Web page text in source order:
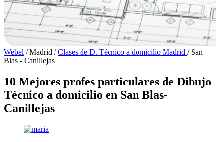
Webel / Madrid / Clases de D. Técnico a domicilio Madrid / San
Blas - Canillejas
10 Mejores profes particulares de Dibujo
Técnico a domicilio en San Blas-
Canillejas